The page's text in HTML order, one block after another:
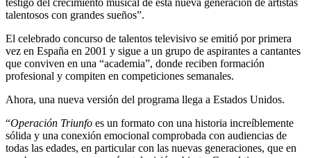
talentosos con grandes sueños”.
El celebrado concurso de talentos televisivo se emitió por primera
vez en España en 2001 y sigue a un grupo de aspirantes a cantantes
que conviven en una “academia”, donde reciben formación
profesional y compiten en competiciones semanales.
Ahora, una nueva versión del programa llega a Estados Unidos.
“Operación Triunfo es un formato con una historia increíblemente
sólida y una conexión emocional comprobada con audiencias de
todas las edades, en particular con las nuevas generaciones, que en